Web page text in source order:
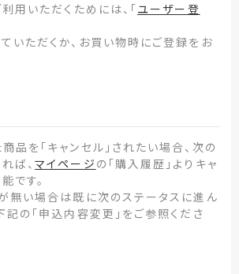
用いただくためには、「ユーザー登
いただくか、お買い物時にご登録をお
品を「キャンセル」されたい場合、次の
ば、マイページ の「購入履歴」よりキャ
です。
無い場合は既に次のステータスに進ん
記の「申込内容変更」をご参照くださ